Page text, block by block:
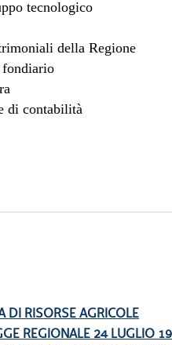
tecnologico
della Regione
di contabilità
DI RISORSE AGRICOLE
REGIONALE 24 LUGLIO